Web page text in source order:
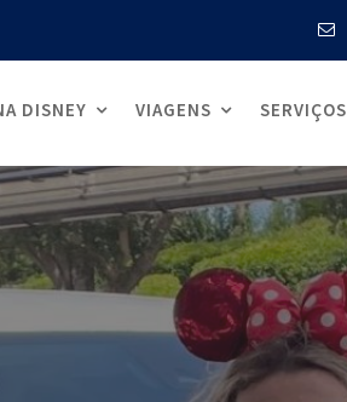
DISNEY VIAGENS SERVIÇOS